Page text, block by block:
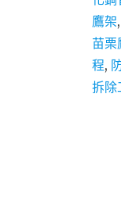
鷹架,
苗栗
程,
拆除